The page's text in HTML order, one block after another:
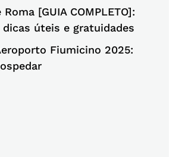
[GUIA COMPLETO]:
dicas úteis e gratuidades
Fiumicino 2025: